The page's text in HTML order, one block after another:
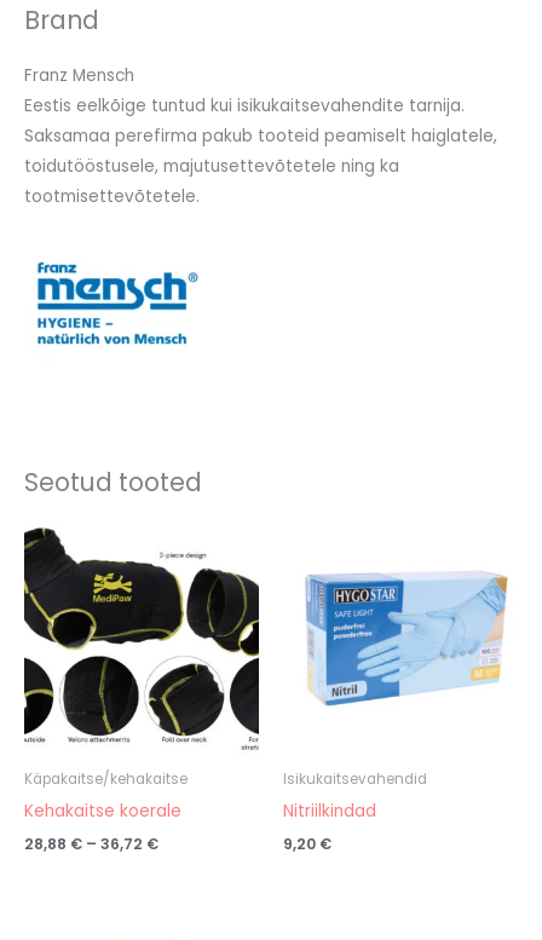
Brand
Franz Mensch
Eestis eelkõige tuntud kui isikukaitsevahendite tarnija.
Saksamaa perefirma pakub tooteid peamiselt haiglatele,
toidutööstusele, majutusettevõtetele ning ka
tootmisettevõtetele.
Seotud tooted
Käpakaitse/kehakaitse
Kehakaitse koerale
28,88 € – 36,72 €
28,88 €
kuni
36,72 €
Isikukaitsevahendid
Nitriilkindad
9,20 €